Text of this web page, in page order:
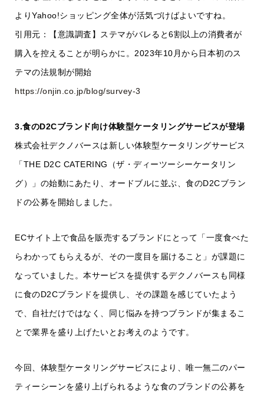
よりYahoo!ショッピング全体が活気づけばよいですね。
引用元：【意識調査】ステマがバレると6割以上の消費者が
購入を控えることが明らかに。2023年10月から日本初のス
テマの法規制が開始
https://onjin.co.jp/blog/survey-3
3.食のD2Cブランド向け体験型ケータリングサービスが登場
株式会社デクノバースは新しい体験型ケータリングサービス
「THE D2C CATERING（ザ・ディーツーシーケータリン
グ）」の始動にあたり、オードブルに並ぶ、食のD2Cブラン
ドの公募を開始しました。
ECサイト上で食品を販売するブランドにとって「一度食べた
らわかってもらえるが、その一度目を届けること」が課題に
なっていました。本サービスを提供するデクノバースも同様
に食のD2Cブランドを提供し、その課題を感じていたよう
で、自社だけではなく、同じ悩みを持つブランドが集まるこ
とで業界を盛り上げたいとお考えのようです。
今回、体験型ケータリングサービスにより、唯一無二のパー
ティーシーンを盛り上げられるような食のブランドの公募を